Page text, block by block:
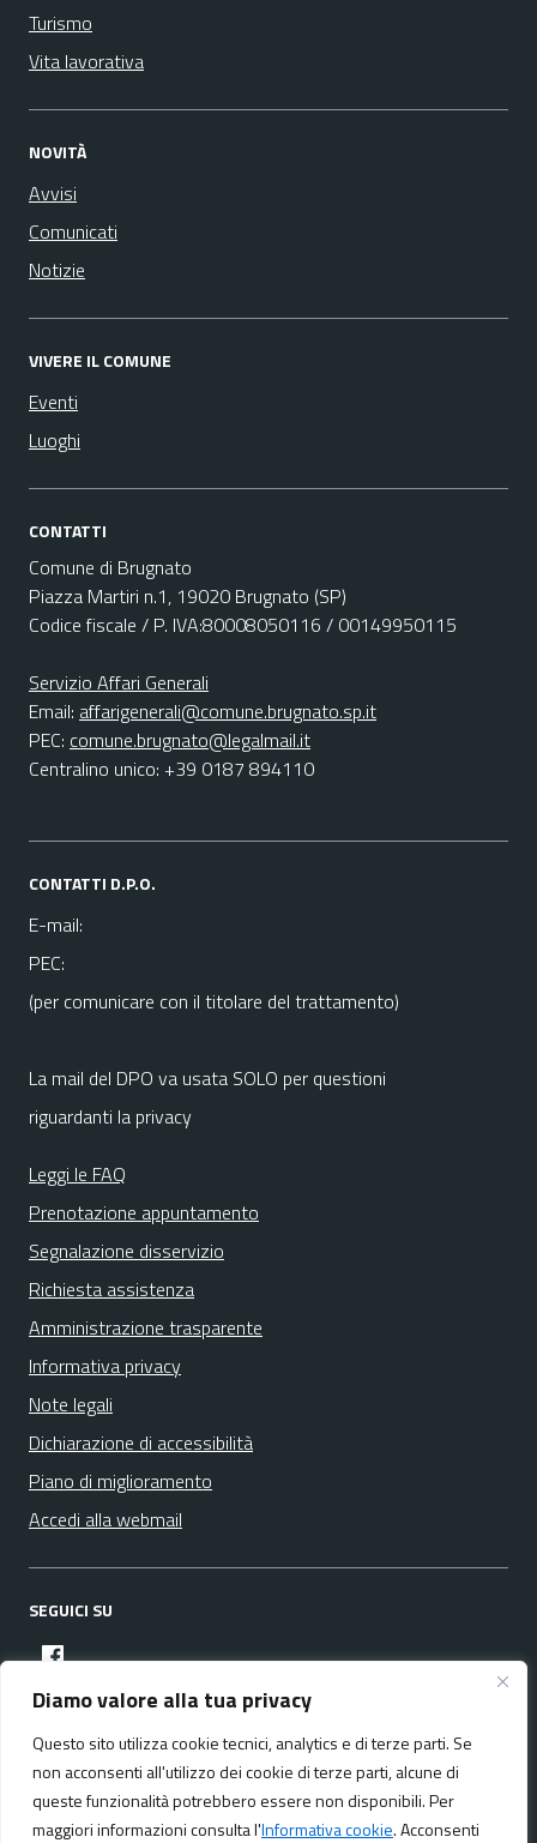
Diamo valore alla tua privacy
Questo sito utilizza cookie tecnici, analytics e di terze parti. Se
non acconsenti all'utilizzo dei cookie di terze parti, alcune di
queste funzionalità potrebbero essere non disponibili. Per
maggiori informazioni consulta l'Informativa cookie. Acconsenti
Turismo
Vita lavorativa
NOVITÀ
Avvisi
Comunicati
Notizie
VIVERE IL COMUNE
Eventi
Luoghi
CONTATTI
Comune di Brugnato
Piazza Martiri n.1, 19020 Brugnato (SP)
Codice fiscale / P. IVA:80008050116 / 00149950115
Servizio Affari Generali
Email: affarigenerali@comune.brugnato.sp.it
PEC: comune.brugnato@legalmail.it
Centralino unico: +39 0187 894110
CONTATTI D.P.O.
E-mail:
PEC:
(per comunicare con il titolare del trattamento)
La mail del DPO va usata SOLO per questioni
riguardanti la privacy
Leggi le FAQ
Prenotazione appuntamento
Segnalazione disservizio
Richiesta assistenza
Amministrazione trasparente
Informativa privacy
Note legali
Dichiarazione di accessibilità
Piano di miglioramento
Accedi alla webmail
SEGUICI SU
facebook
Media policy Mappa del sito